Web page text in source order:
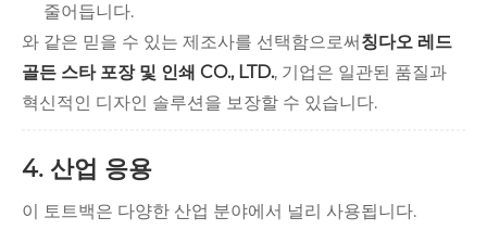
줄어듭니다.
와 같은 믿을 수 있는 제조사를 선택함으로써 칭다오 레드
골든 스타 포장 및 인쇄 CO., LTD., 기업은 일관된 품질과
혁신적인 디자인 솔루션을 보장할 수 있습니다.
4. 산업 응용
이 토트백은 다양한 산업 분야에서 널리 사용됩니다.